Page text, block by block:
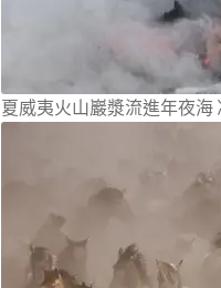
夏威夷火山巖漿流進年夜海